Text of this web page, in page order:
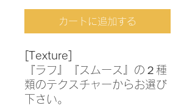
カートに追加する
[Texture]
『ラフ』『スムース』の２種
類のテクスチャーからお選び
下さい。